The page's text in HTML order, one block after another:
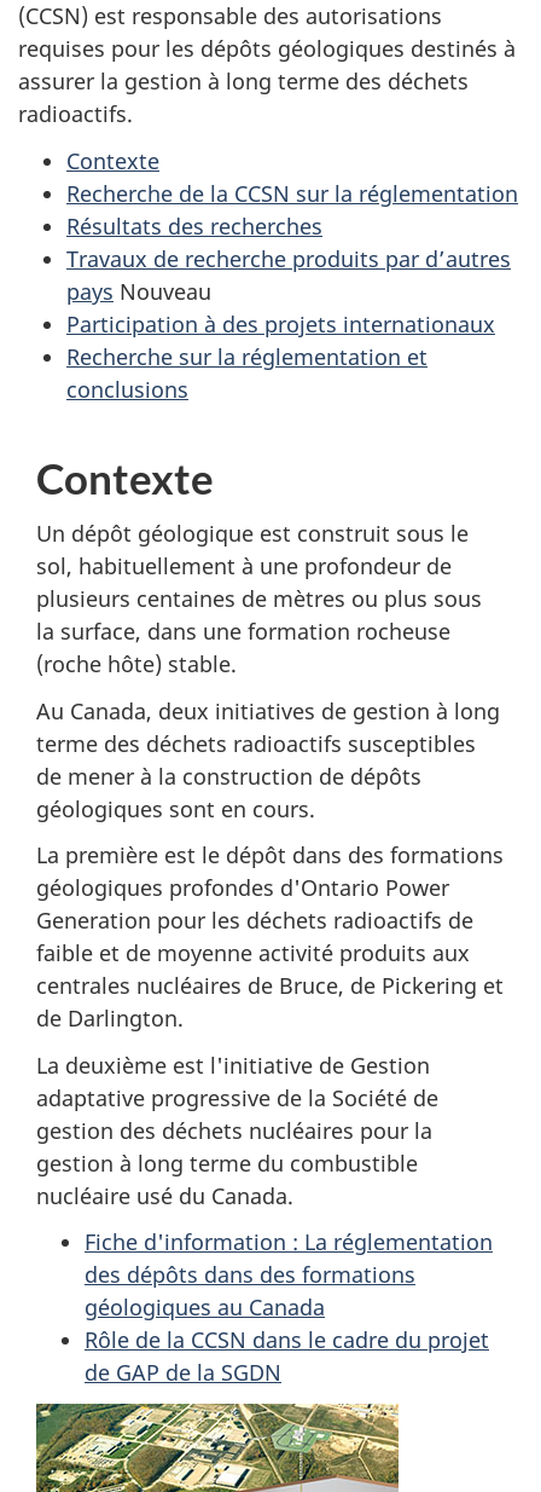
(CCSN) est responsable des autorisations
requises pour les dépôts géologiques destinés à
assurer la gestion à long terme des déchets
radioactifs.
Contexte
Recherche de la CCSN sur la réglementation
Résultats des recherches
Travaux de recherche produits par d’autres
pays Nouveau
Participation à des projets internationaux
Recherche sur la réglementation et
conclusions
Contexte
Un dépôt géologique est construit sous le
sol, habituellement à une profondeur de
plusieurs centaines de mètres ou plus sous
la surface, dans une formation rocheuse
(roche hôte) stable.
Au Canada, deux initiatives de gestion à long
terme des déchets radioactifs susceptibles
de mener à la construction de dépôts
géologiques sont en cours.
La première est le dépôt dans des formations
géologiques profondes d'Ontario Power
Generation pour les déchets radioactifs de
faible et de moyenne activité produits aux
centrales nucléaires de Bruce, de Pickering et
de Darlington.
La deuxième est l'initiative de Gestion
adaptative progressive de la Société de
gestion des déchets nucléaires pour la
gestion à long terme du combustible
nucléaire usé du Canada.
Fiche d'information : La réglementation
des dépôts dans des formations
géologiques au Canada
Rôle de la CCSN dans le cadre du projet
de GAP de la SGDN